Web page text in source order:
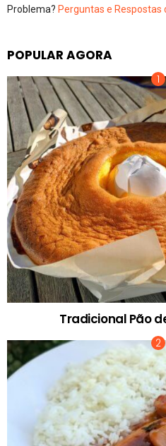
Problema? Perguntas e Respostas
POPULAR AGORA
Tradicional Pão